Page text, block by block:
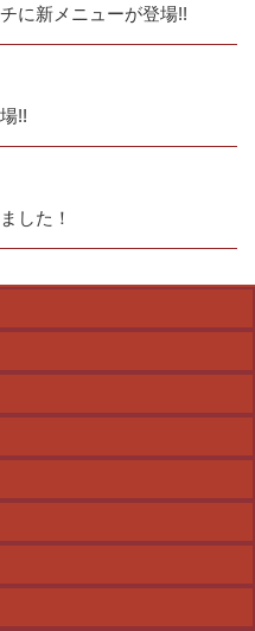
に新メニューが登場!!
!!
した！